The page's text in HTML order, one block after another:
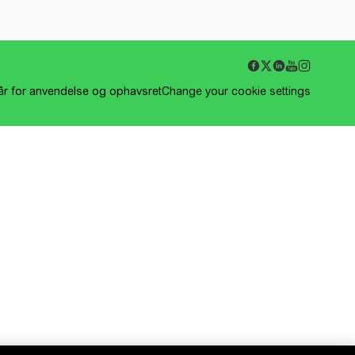
for anvendelse og ophavsretChange your cookie settings